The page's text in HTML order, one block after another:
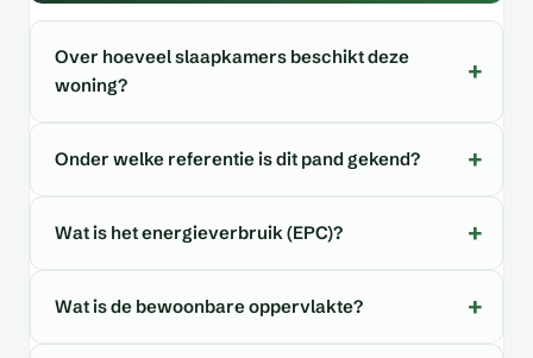
Over hoeveel slaapkamers beschikt deze
woning?
Onder welke referentie is dit pand gekend?
Wat is het energieverbruik (EPC)?
Wat is de bewoonbare oppervlakte?